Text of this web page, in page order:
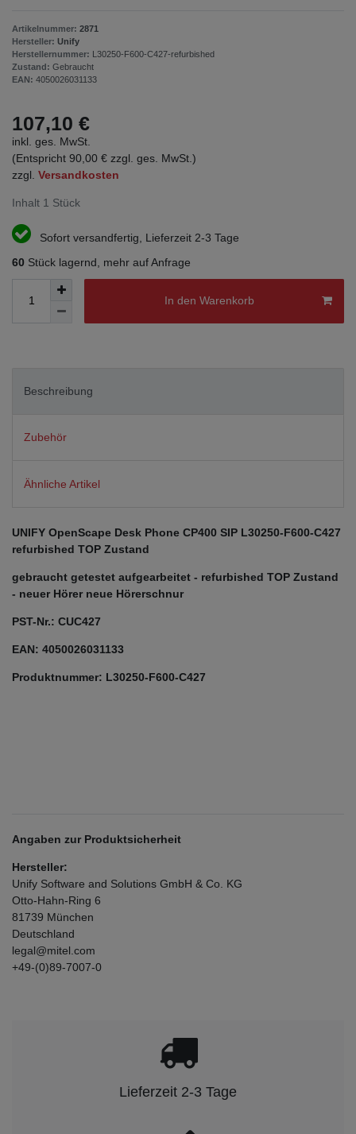
Artikelnummer: 2871
Hersteller: Unify
Herstellernummer: L30250-F600-C427-refurbished
Zustand: Gebraucht
EAN: 4050026031133
107,10 €
inkl. ges. MwSt.
(Entspricht 90,00 € zzgl. ges. MwSt.)
zzgl. Versandkosten
Inhalt 1 Stück
Sofort versandfertig, Lieferzeit 2-3 Tage
60 Stück lagernd, mehr auf Anfrage
In den Warenkorb
Beschreibung
Zubehör
Ähnliche Artikel
UNIFY OpenScape Desk Phone CP400 SIP L30250-F600-C427
refurbished TOP Zustand
gebraucht getestet aufgearbeitet - refurbished TOP Zustand
- neuer Hörer neue Hörerschnur
PST-Nr.: CUC427
EAN: 4050026031133
Produktnummer: L30250-F600-C427
Angaben zur Produktsicherheit
Hersteller:
Unify Software and Solutions GmbH & Co. KG
Otto-Hahn-Ring 6
81739 München
Deutschland
legal@mitel.com
+49-(0)89-7007-0
Lieferzeit 2-3 Tage